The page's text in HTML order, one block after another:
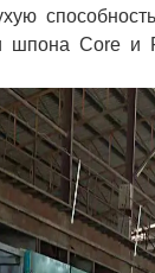
шпона Core